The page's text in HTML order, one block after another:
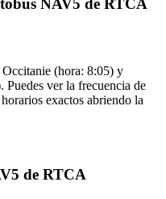
NAV5 de RTCA
(hora: 8:05) y
Puedes ver la frecuencia de
exactos abriendo la
de RTCA